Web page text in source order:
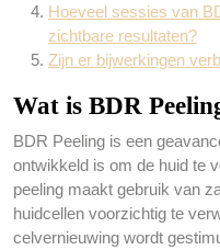
Hoeveel sessies van
zichtbare resultaten?
Zijn er bijwerkingen
Wat is BDR
BDR Peeling is een
ontwikkeld is om de huid te
peeling maakt gebruik van
huidcellen voorzichtig te
celvernieuwing wordt